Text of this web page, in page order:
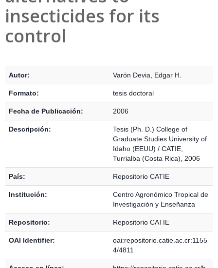
insecticides for its
control
Autor: Varón Devia, Edgar H.
Formato: tesis doctoral
Fecha de Publicación: 2006
Descripción:
Tesis (Ph. D.) College of
Graduate Studies University of
Idaho (EEUU) / CATIE,
Turrialba (Costa Rica), 2006
País: Repositorio CATIE
Institución:
Centro Agronómico Tropical de
Investigación y Enseñanza
Repositorio: Repositorio CATIE
OAI Identifier:
oai:repositorio.catie.ac.cr:1155
4/4811